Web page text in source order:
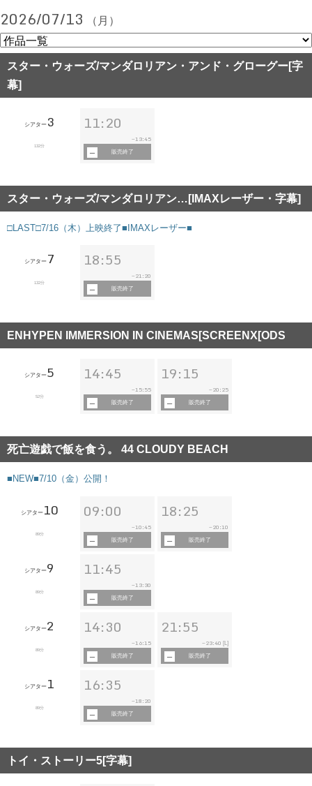
2026/07/13 （月）
スター・ウォーズ/マンダロリアン・アンド・グローグー[字
幕]
シアター 3
132分
11:20
~13:45
販売終了
スター・ウォーズ/マンダロリアン…[IMAXレーザー・字幕]
□LAST□7/16（木）上映終了■IMAXレーザー■
シアター 7
132分
18:55
~ 21:20
販売終了
ENHYPEN IMMERSION IN CINEMAS[SCREENX[ODS
シアター5
52分
14:45
~15:55
販売終了
19:15
~ 20:25
販売終了
死亡遊戯で飯を食う。 44 CLOUDY BEACH
■NEW■7/10（金）公開！
シアター10
89分
09:00
~10:45
販売終了
18:25
~ 20:10
販売終了
シアター9
89分
11:45
~13:30
販売終了
シアター2
89分
14:30
~16:15
販売終了
21:55
~ 23:40 [L]
販売終了
シアター 1
89分
16:35
~18:20
販売終了
トイ・ストーリー5[字幕]